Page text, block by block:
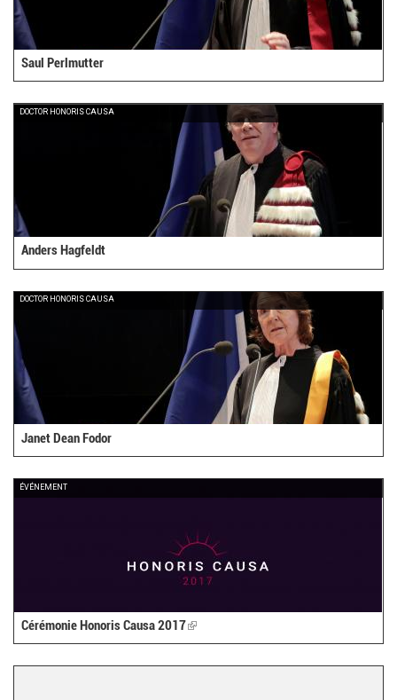
Saul Perlmutter
DOCTOR HONORIS CAUSA
Anders Hagfeldt
DOCTOR HONORIS CAUSA
Janet Dean Fodor
ÉVÉNEMENT
Cérémonie Honoris Causa 2017(link
is